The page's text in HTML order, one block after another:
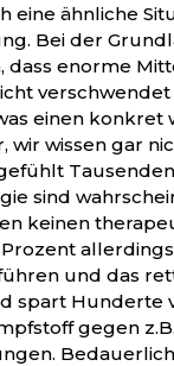
eine ähnliche
Bei der
dass enorme
verschwendet
einen konkret
wir wissen gar
sind
keinen
und das
spart Hunderte
gegen